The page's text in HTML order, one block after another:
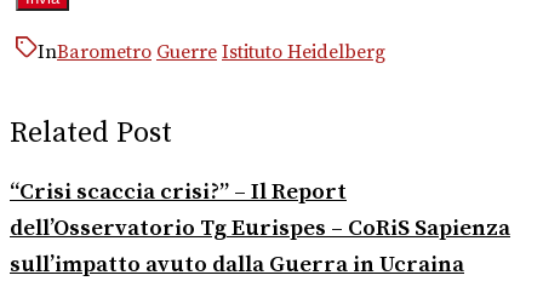
InBarometro Guerre Istituto Heidelberg
Related Post
“Crisi scaccia crisi?” – Il Report
dell’Osservatorio Tg Eurispes – CoRiS Sapienza
sull’impatto avuto dalla Guerra in Ucraina